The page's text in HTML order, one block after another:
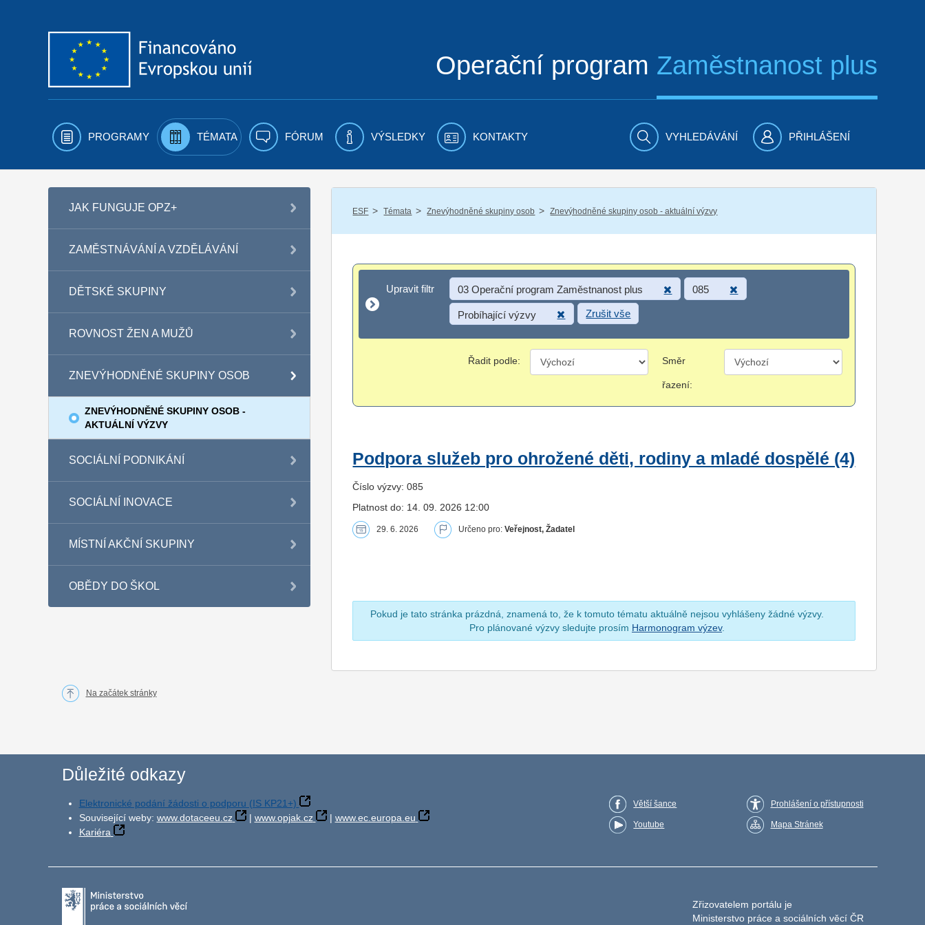
Operační program Zaměstnanost plus
PROGRAMY TÉMATA FÓRUM VÝSLEDKY KONTAKTY VYHLEDÁVÁNÍ PŘIHLÁŠENÍ
JAK FUNGUJE OPZ+
ZAMĚSTNÁVÁNÍ A VZDĚLÁVÁNÍ
DĚTSKÉ SKUPINY
ROVNOST ŽEN A MUŽŮ
ZNEVÝHODNĚNÉ SKUPINY OSOB
ZNEVÝHODNĚNÉ SKUPINY OSOB -
AKTUÁLNÍ VÝZVY
SOCIÁLNÍ PODNIKÁNÍ
SOCIÁLNÍ INOVACE
MÍSTNÍ AKČNÍ SKUPINY
OBĚDY DO ŠKOL
ESF / Témata / Znevýhodněné skupiny osob / Znevýhodněné skupiny osob - aktuální výzvy
Upravit filtr
Upravit filtr 03 Operační program Zaměstnanost plus 085
Probíhající výzvy Zrušit vše
Řadit podle: Směr
řazení:
Podpora služeb pro ohrožené děti, rodiny a mladé dospělé (4)
Číslo výzvy: 085
Platnost do: 14. 09. 2026 12:00
29. 6. 2026 Určeno pro:Veřejnost, Žadatel
Pokud je tato stránka prázdná, znamená to, že k tomuto tématu aktuálně nejsou vyhlášeny žádné výzvy.
Pro plánované výzvy sledujte prosím Harmonogram výzev.
Na začátek stránky
Důležité odkazy
Elektronické podání žádosti o podporu (IS KP21+)
Související weby: www.dotaceeu.cz | www.opjak.cz | www.ec.europa.eu
Kariéra
Větší šance
Youtube
Prohlášení o přístupnosti
Mapa Stránek
Zřizovatelem portálu je
Ministerstvo práce a sociálních věcí ČR